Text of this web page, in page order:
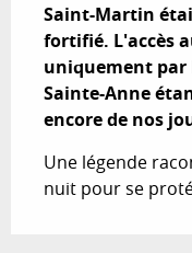
Saint-Martin
fortifié. L'accès
uniquement par
Sainte-Anne
encore de nos
Une légende
nuit pour se